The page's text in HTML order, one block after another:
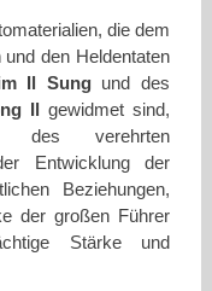
die dem
den Heldentaten
Il Sungund des
Il
gewidmet sind,
des verehrten
Entwicklung der
Beziehungen,
der großen Führer
Stärke und